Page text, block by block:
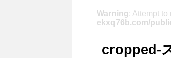
Warning: Attempt
ekxq76b.com/
cropped-